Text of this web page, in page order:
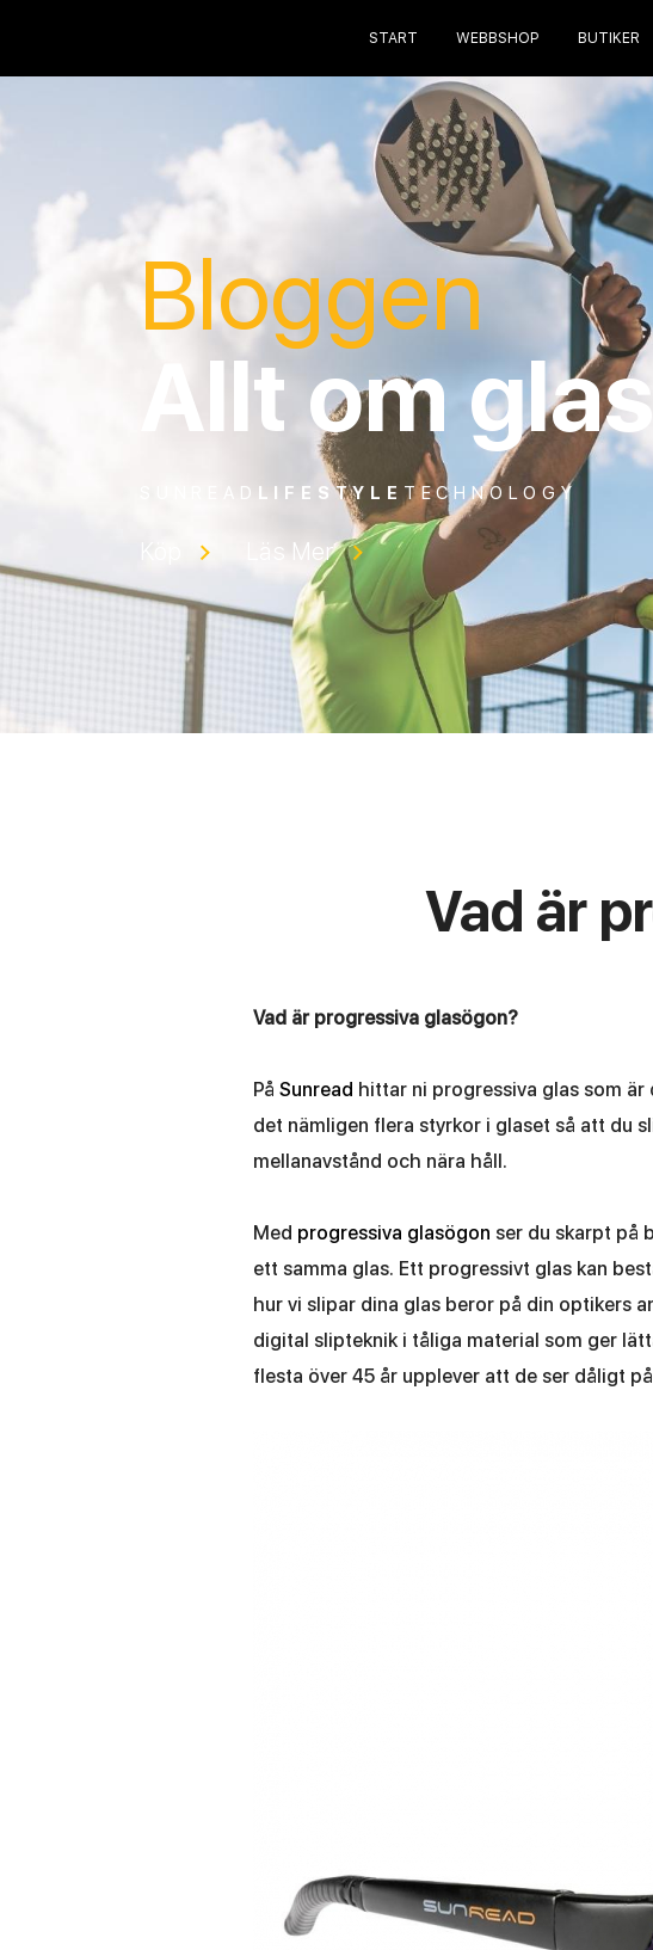
START WEBBSHOP BUTIKER
Bloggen
Allt om
SUNREAD LIFESTYLE TECHNOLOGY
Läs Mer
Vad är
Vad är progressiva glasögon?
På Sunread hittar ni progressiva glas som
det nämligen flera styrkor i glaset så att du
mellanavstånd och nära håll.
Med progressiva glasögon ser du skarpt på
ett samma glas. Ett progressivt glas kan
hur vi slipar dina glas beror på din optikers
digital slipteknik i tåliga material som ger
flesta över 45 år upplever att de ser dåligt